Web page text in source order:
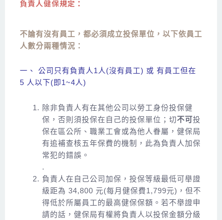
負責人健保規定：
不論有沒有員工，都必須成立投保單位，以下依員工
人數分兩種情況：
一、 公司只有負責人1人(沒有員工) 或 有員工但在
5 人以下(即1~4人)
除非負責人有在其他公司以勞工身份投保健
保，否則須投保在自己的投保單位；切不可投
保在區公所、職業工會或為他人眷屬，健保局
有追補查核五年保費的機制，此為負責人加保
常犯的錯誤。
.
負責人在自己公司加保，投保等級最低可舉證
級距為 34,800 元(每月健保費1,799元)，但不
得低於所屬員工的最高健保保額。若不舉證申
請的話，健保局有權將負責人以投保金額分級